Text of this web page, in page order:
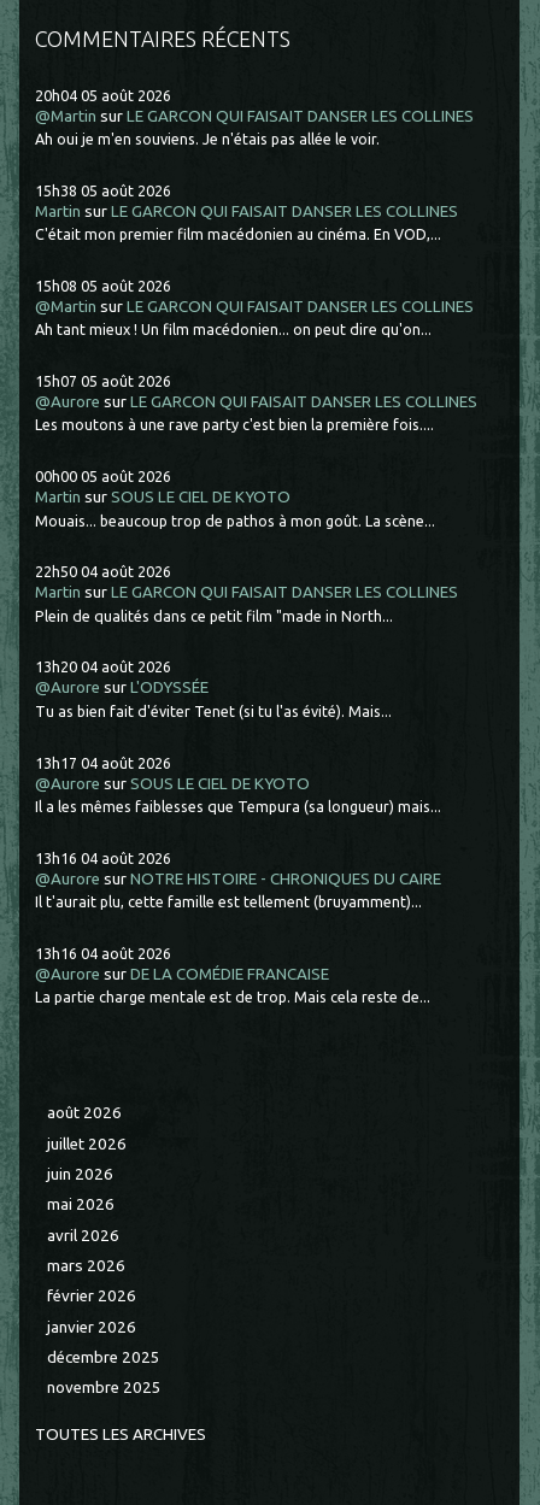
COMMENTAIRES RÉCENTS
20h04 05 août 2026
@Martin surLE GARCON QUI FAISAIT DANSER LES COLLINES
Ah oui je m'en souviens. Je n'étais pas allée le voir.
15h38 05 août 2026
Martin surLE GARCON QUI FAISAIT DANSER LES COLLINES
C'était mon premier film macédonien au cinéma. En VOD,...
15h08 05 août 2026
@Martin surLE GARCON QUI FAISAIT DANSER LES COLLINES
Ah tant mieux ! Un film macédonien... on peut dire qu'on...
15h07 05 août 2026
@Aurore surLE GARCON QUI FAISAIT DANSER LES COLLINES
Les moutons à une rave party c'est bien la première fois....
00h00 05 août 2026
Martin surSOUS LE CIEL DE KYOTO
Mouais... beaucoup trop de pathos à mon goût. La scène...
22h50 04 août 2026
Martin surLE GARCON QUI FAISAIT DANSER LES COLLINES
Plein de qualités dans ce petit film "made in North...
13h20 04 août 2026
@Aurore surL'ODYSSÉE
Tu as bien fait d'éviter Tenet (si tu l'as évité). Mais...
13h17 04 août 2026
@Aurore surSOUS LE CIEL DE KYOTO
Il a les mêmes faiblesses que Tempura (sa longueur) mais...
13h16 04 août 2026
@Aurore surNOTRE HISTOIRE - CHRONIQUES DU CAIRE
Il t'aurait plu, cette famille est tellement (bruyamment)...
13h16 04 août 2026
@Aurore surDE LA COMÉDIE FRANCAISE
La partie charge mentale est de trop. Mais cela reste de...
août 2026
juillet 2026
juin 2026
mai 2026
avril 2026
mars 2026
février 2026
janvier 2026
décembre 2025
novembre 2025
TOUTES LES ARCHIVES